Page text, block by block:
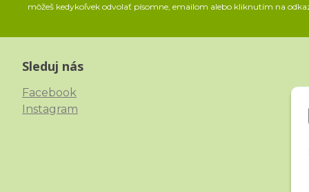
môžeš kedykoľvek odvolať písomne, emailom alebo kliknutím na
Sleduj nás
Facebook
Instagram